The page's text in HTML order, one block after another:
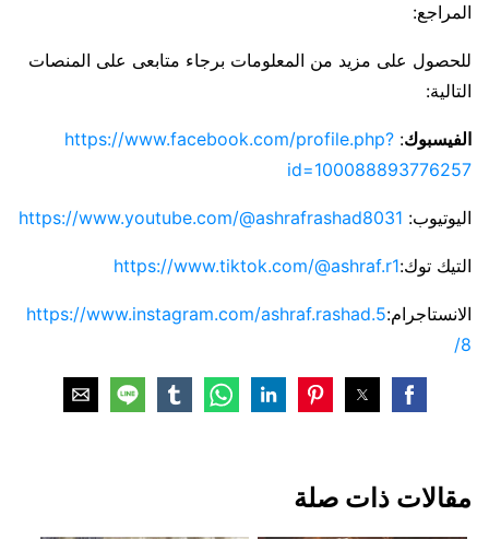
المراجع:
للحصول على مزيد من المعلومات برجاء متابعى على المنصات
التالية:
الفيسبوك:
https://www.facebook.com/profile.php?
id=100088893776257
اليوتيوب: https://www.youtube.com/@ashrafrashad8031
التيك توك:https://www.tiktok.com/@ashraf.r1
الانستاجرام:https://www.instagram.com/ashraf.rashad.5
8/
مقالات ذات صلة